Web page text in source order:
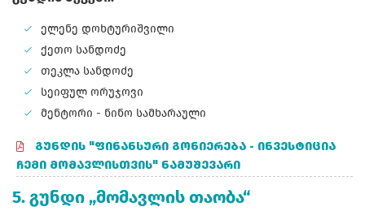
ელენე დოხტურიშვილი
ქეთო სანდოძე
თეკლა სანდოძე
სეიფულ ორუჯოვი
მენტორი - ნინო სამხარაული
ᲒᲣᲜᲓᲘᲡ "ᲤᲘᲜᲐᲜᲡᲣᲠᲘ ᲒᲝᲜᲘᲔᲠᲔᲑᲐ - ᲘᲜᲕᲔᲡᲢᲘᲪᲘᲐ
ᲩᲔᲛᲘ ᲛᲝᲛᲐᲕᲚᲘᲡᲗᲕᲘᲡ" ᲜᲐᲛᲣᲨᲔᲕᲐᲠᲘ
5. გუნდი „მომავლის თაობა“